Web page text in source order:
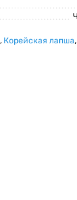
, Корейская лапша,